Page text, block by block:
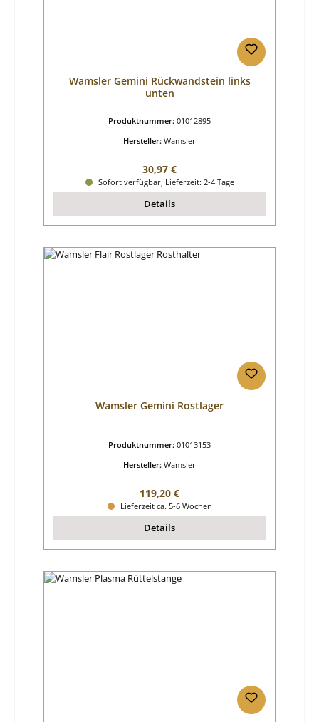
Wamsler Gemini Rückwandstein links
unten
Produktnummer: 01012895
Hersteller: Wamsler
Regulärer Preis:
30,97 €
Sofort verfügbar, Lieferzeit: 2-4 Tage
Details
Wamsler Gemini Rostlager
Produktnummer: 01013153
Hersteller: Wamsler
Regulärer Preis:
119,20 €
Lieferzeit ca. 5-6 Wochen
Details